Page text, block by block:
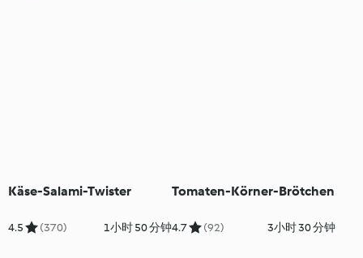
Käse-Salami-Twister
4.5 (370) 1小时 50 分钟
Tomaten-Körner-Brötchen
4.7 (92) 3小时 30 分钟